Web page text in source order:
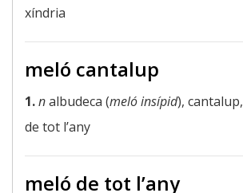
xíndria
meló cantalup
1.nalbudeca (meló insípid), cantalup,
de tot l’any
meló de tot l’any